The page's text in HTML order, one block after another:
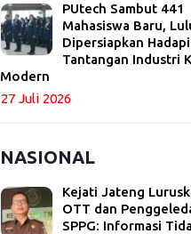
PUtech Sambut 441
Mahasiswa Baru,
Dipersiapkan Hadapi
Tantangan Industri
Modern
27 Juli 2026
NASIONAL
Kejati Jateng
OTT dan
SPPG: Informasi